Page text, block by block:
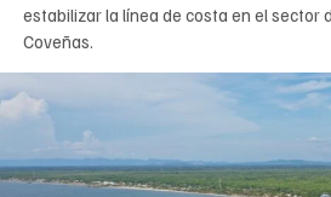
estabilizar la línea de costa en el sector
Coveñas.